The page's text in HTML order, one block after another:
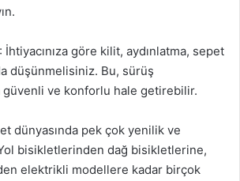
göre kilit, aydınlatma, sepet
düşünmelisiniz. Bu, sürüş
ve konforlu hale getirebilir.
dünyasında pek çok yenilik ve
bisikletlerinden dağ bisikletlerine,
elektrikli modellere kadar birçok